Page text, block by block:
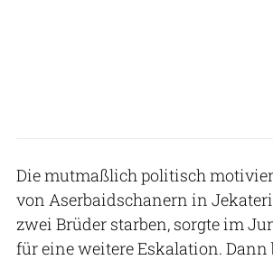
Die mutmaßlich politisch
von Aserbaidschanern in
zwei Brüder starben, sorgte im
für eine weitere Eskalation. Dann